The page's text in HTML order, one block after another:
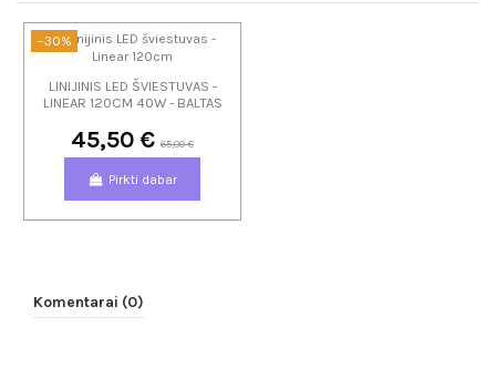
−30%
LINIJINIS LED ŠVIESTUVAS -
LINEAR 120CM 40W - BALTAS
45,50 € 65,00 €
Pirkti dabar
Komentarai (0)